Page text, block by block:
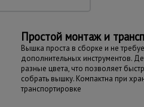
Простой монтаж и
Вышка проста в сборке и не
дополнительных инструментов.
разные цвета, что позволяет
собрать вышку. Компактна при
транспортировке